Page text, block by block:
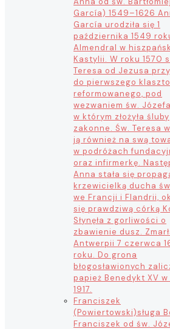
García) 1549–1626
García urodziła się 1
października 1549
Almendral w
Kastylii. W roku 1570
Teresa od Jezusa
do pierwszego
reformowanego, pod
wezwaniem św.
w którym złożyła śluby
zakonne. Św. Teresa
ją również na swą
w podróżach
oraz infirmerkę.
Anna stała się
krzewicielką ducha
we Francji i Flandrii,
się prawdziwą córką
Słynęła z gorliwości o
zbawienie dusz.
Antwerpii 7 czerwca
roku. Do grona
błogosławionych
papież Benedykt XV w
1917.
Franciszek
(Powiertowski)sługa
Franciszek od św.